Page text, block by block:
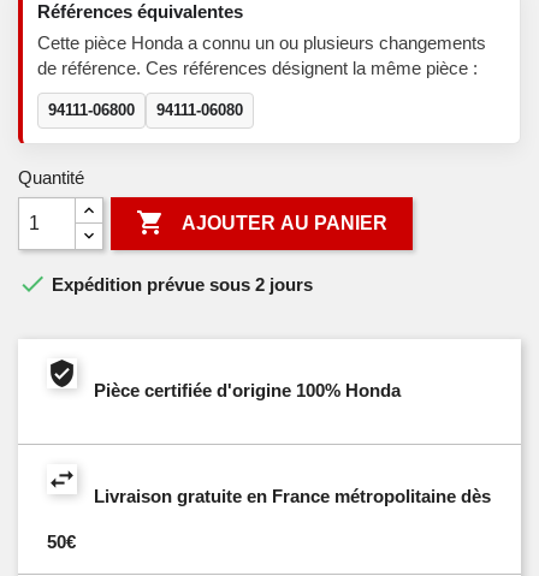
Références équivalentes
Cette pièce Honda a connu un ou plusieurs changements
de référence. Ces références désignent la même pièce :
94111-06800 94111-06080
Quantité
 AJOUTER AU PANIER
 Expédition prévue sous 2 jours
Pièce certifiée d'origine 100% Honda
Livraison gratuite en France métropolitaine dès
50€